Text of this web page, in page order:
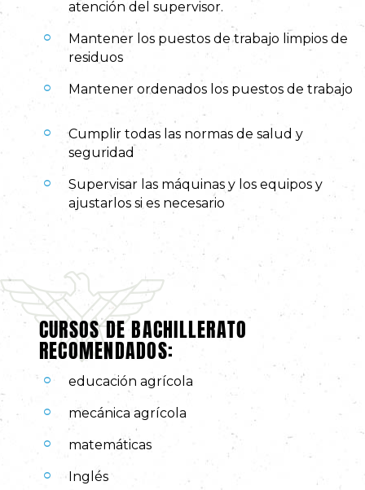
atención del supervisor.
Mantener los puestos de trabajo limpios de
residuos
Mantener ordenados los puestos de trabajo
Cumplir todas las normas de salud y
seguridad
Supervisar las máquinas y los equipos y
ajustarlos si es necesario
CURSOS DE BACHILLERATO
RECOMENDADOS:
educación agrícola
mecánica agrícola
matemáticas
Inglés